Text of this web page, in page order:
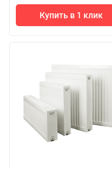
Купить в 1 клик